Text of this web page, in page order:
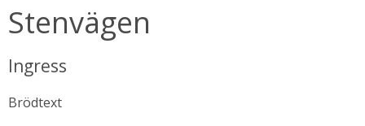
Stenvägen
Ingress
Brödtext